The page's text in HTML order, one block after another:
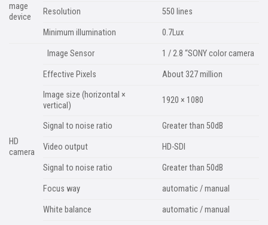
mage
device
Resolution 550 lines
Minimum illumination 0.7Lux
HD
camera
Image Sensor 1 / 2.8 “SONY color camera
Effective Pixels
About 327 million
Image size (horizontal ×
vertical)
1920 × 1080
Signal to noise ratio Greater than 50dB
Video output HD-SDI
Signal to noise ratio Greater than 50dB
Focus way automatic / manual
White balance
automatic / manual